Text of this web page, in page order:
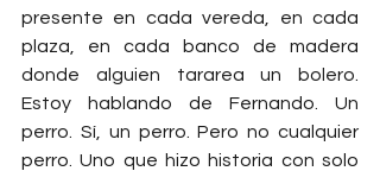
presente en cada vereda, en cada
plaza, en cada banco de madera
donde alguien tararea un bolero.
Estoy hablando de Fernando. Un
perro. Sí, un perro. Pero no cualquier
perro. Uno que hizo historia con solo